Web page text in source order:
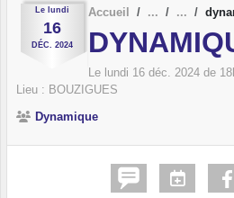
Le lundi
16
DÉC. 2024
Accueil
Le lundi 16 déc. 2024 de
Lieu : BOUZIGUES
Dynamique